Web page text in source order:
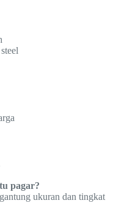
pagar?
ukuran dan tingkat